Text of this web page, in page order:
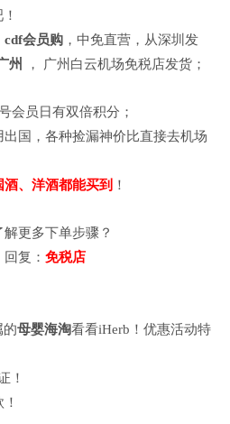
cdf会员购，中免直营， 从深圳发
州 ， 广州白云机场免税店发货；
会员日有双倍积分；
国，各种捡漏神价比直接去机场
、洋酒都能买到 ！
更多下单步骤？
回复： 免税店
的母婴海淘看看iHerb！优惠活动特
！